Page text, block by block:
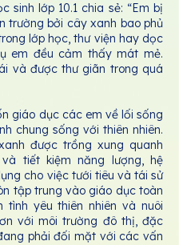
sinh lớp 10.1 chia sẻ: “Em bị
trường bởi cây xanh bao phủ
lớp học, thư viện hay dọc
em đều cảm thấy mát mẻ.
và được thư giãn trong quá
giáo dục các em về lối sống
chung sống với thiên nhiên.
được trồng xung quanh
tiết kiệm năng lượng, hệ
cho việc tưới tiêu và tái sử
tập trung vào giáo dục toàn
tình yêu thiên nhiên và nuôi
với môi trường đô thị, đặc
phải đối mặt với các vấn